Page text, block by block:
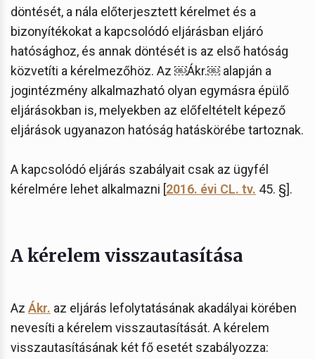
döntését, a nála előterjesztett kérelmet és a
bizonyítékokat a kapcsolódó eljárásban eljáró
hatósághoz, és annak döntését is az első hatóság
közvetíti a kérelmezőhöz. Az ￼Ákr.￼ alapján a
jogintézmény alkalmazható olyan egymásra épülő
eljárásokban is, melyekben az előfeltételt képező
eljárások ugyanazon hatóság hatáskörébe tartoznak.
A kapcsolódó eljárás szabályait csak az ügyfél
kérelmére lehet alkalmazni [2016. évi CL. tv. 45. §].
A kérelem visszautasítása
Az Ákr. az eljárás lefolytatásának akadályai körében
nevesíti a kérelem visszautasítását. A kérelem
visszautasításának két fő esetét szabályozza: